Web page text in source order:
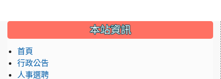
::: 本站資訊
首頁
行政公告
人事選聘